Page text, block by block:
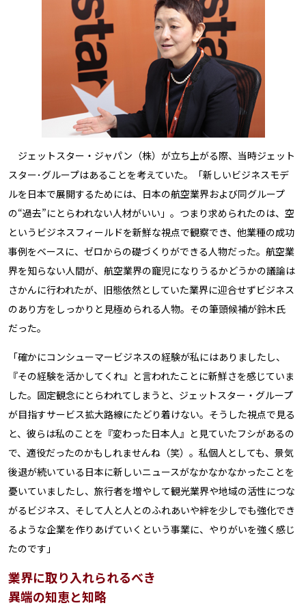
ジェットスター・ジャパン（株）が立ち上がる際、当時ジェット
スター･グループはあることを考えていた。「新しいビジネスモデ
ルを日本で展開するためには、日本の航空業界および同グループ
の“過去”にとらわれない人材がいい」。つまり求められたのは、空
というビジネスフィールドを新鮮な視点で観察でき、他業種の成功
事例をベースに、ゼロからの礎づくりができる人物だった。航空業
界を知らない人間が、航空業界の寵児になりうるかどうかの議論は
さかんに行われたが、旧態依然としていた業界に迎合せずビジネス
のあり方をしっかりと見極められる人物。その筆頭候補が鈴木氏
だった。
「確かにコンシューマービジネスの経験が私にはありましたし、
『その経験を活かしてくれ』と言われたことに新鮮さを感じていま
した。固定観念にとらわれてしまうと、ジェットスター・グループ
が目指すサービス拡大路線にたどり着けない。そうした視点で見る
と、彼らは私のことを『変わった日本人』と見ていたフシがあるの
で、適役だったのかもしれませんね（笑）。私個人としても、景気
後退が続いている日本に新しいニュースがなかなかなかったことを
憂いていましたし、旅行者を増やして観光業界や地域の活性につな
がるビジネス、そして人と人とのふれあいや絆を少しでも強化でき
るような企業を作りあげていくという事業に、やりがいを強く感じ
たのです」
業界に取り入れられるべき
異端の知恵と知略